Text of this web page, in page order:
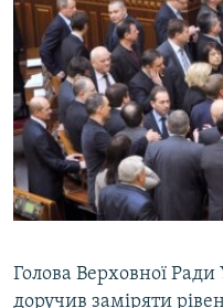
ВСЕ ЗА ДЕНЬ
СПЕЦПРОЕКТИ
ДЕПОРТАЦІЯ
ВІДЕОУРОКИ «ELIFBE»
СВІДЧЕННЯ ОКУПАЦІЇ
УКРАЇНСЬКА ПРОБЛЕМА
ЯК ОБІЙТИ
Русский
Qırımtatar
Голова Верховної
доручив заміряти